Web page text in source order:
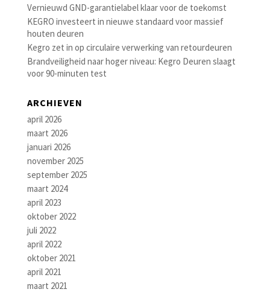
Vernieuwd GND-garantielabel klaar voor de toekomst
KEGRO investeert in nieuwe standaard voor massief
houten deuren
Kegro zet in op circulaire verwerking van retourdeuren
Brandveiligheid naar hoger niveau: Kegro Deuren slaagt
voor 90-minuten test
ARCHIEVEN
april 2026
maart 2026
januari 2026
november 2025
september 2025
maart 2024
april 2023
oktober 2022
juli 2022
april 2022
oktober 2021
april 2021
maart 2021